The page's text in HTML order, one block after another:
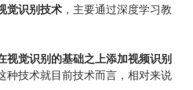
觉识别技术 ，主要通过深度学习教
视觉识别的基础之上添加视频识别
种技术就目前技术而言，相对来说